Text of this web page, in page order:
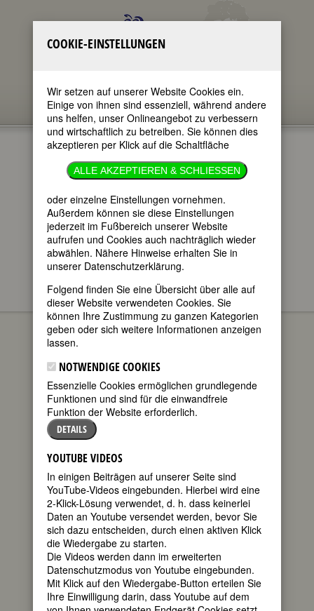
GEDENKTAGE
18.12.201665
im ganzen Text
nur in Titeln
Hier finden Sie - im täglichen Wechsel -
die aktuellen Gedenktage bedeutender
Frauen. Wenn Sie mehr über diese
Frauen wissen möchten oder sich über
kommende Gedenktage informieren
wollen, empfehlen wir Ihnen die
FemBio-Datenbank.
Zum heutigen Datum passen 38
Geburtstage
englische Schauspielerin
* 18. Dezember 1925 in Prestaty, N.
Wales
† 29. Dezember 2017 in London
Details
199770. Geburtstag:Rose Franken,
geb. Lewin (Ps. Franken Melony,
Margaret Grant)
US-amerikanische Schriftstellerin,
COOKIE-EINSTELLUNGEN
Wir setzen auf unserer Website Cookies ein.
Einige von ihnen sind essenziell, während andere
uns helfen, unser Onlineangebot zu verbessern
und wirtschaftlich zu betreiben. Sie können dies
akzeptieren per Klick auf die Schaltfläche
ALLE AKZEPTIEREN & SCHLIESSEN
oder einzelne Einstellungen vornehmen.
Außerdem können sie diese Einstellungen
jederzeit im Fußbereich unserer Website
aufrufen und Cookies auch nachträglich wieder
abwählen. Nähere Hinweise erhalten Sie in
unserer Datenschutzerklärung.
Folgend finden Sie eine Übersicht über alle auf
dieser Website verwendeten Cookies. Sie
können Ihre Zustimmung zu ganzen Kategorien
geben oder sich weitere Informationen anzeigen
lassen.
NOTWENDIGE COOKIES
Essenzielle Cookies ermöglichen grundlegende
Funktionen und sind für die einwandfreie
Funktion der Website erforderlich.
DETAILS
YOUTUBE VIDEOS
In einigen Beiträgen auf unserer Seite sind
YouTube-Videos eingebunden. Hierbei wird eine
2-Klick-Lösung verwendet, d. h. dass keinerlei
Daten an Youtube versendet werden, bevor Sie
sich dazu entscheiden, durch einen aktiven Klick
die Wiedergabe zu starten.
Die Videos werden dann im erweiterten
Datenschutzmodus von Youtube eingebunden.
Mit Klick auf den Wiedergabe-Button erteilen Sie
Ihre Einwilligung darin, dass Youtube auf dem